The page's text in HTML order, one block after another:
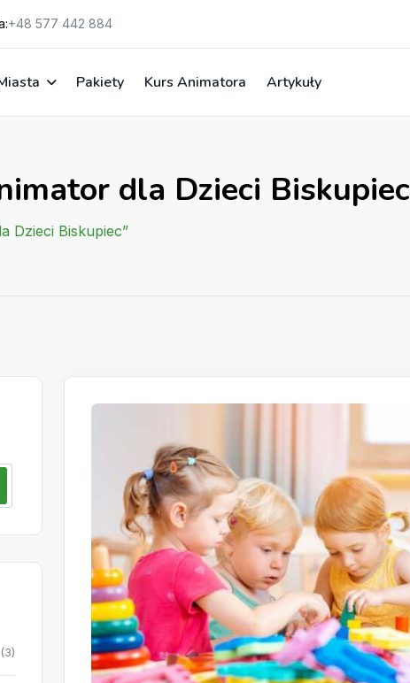
+48 577 442 884
Pakiety Kurs Animatora Artykuły
dla Dzieci Biskupiec
Dzieci Biskupiec”
(3)